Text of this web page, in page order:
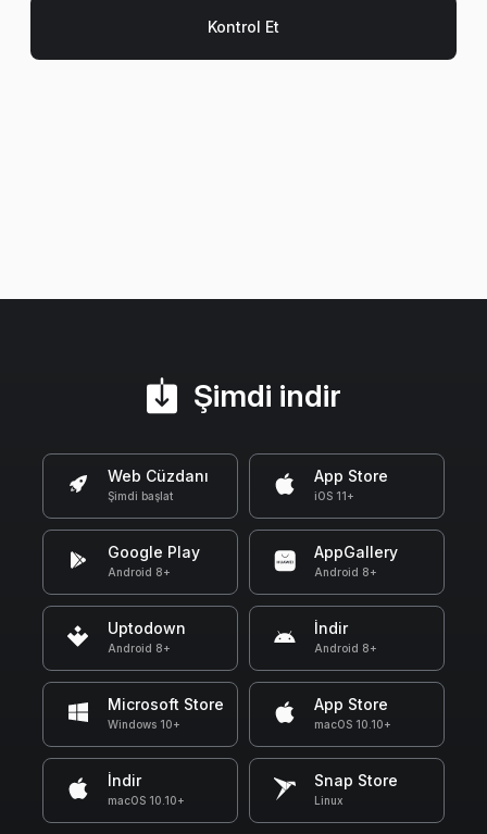
Şimdi indir
Web Cüzdanı
Şimdi başlat
App Store
iOS 11+
Google Play
Android 8+
AppGallery
Android 8+
Uptodown
Android 8+
İndir
Android 8+
Microsoft Store
Windows 10+
App Store
macOS 10.10+
İndir
macOS 10.10+
Snap Store
Linux